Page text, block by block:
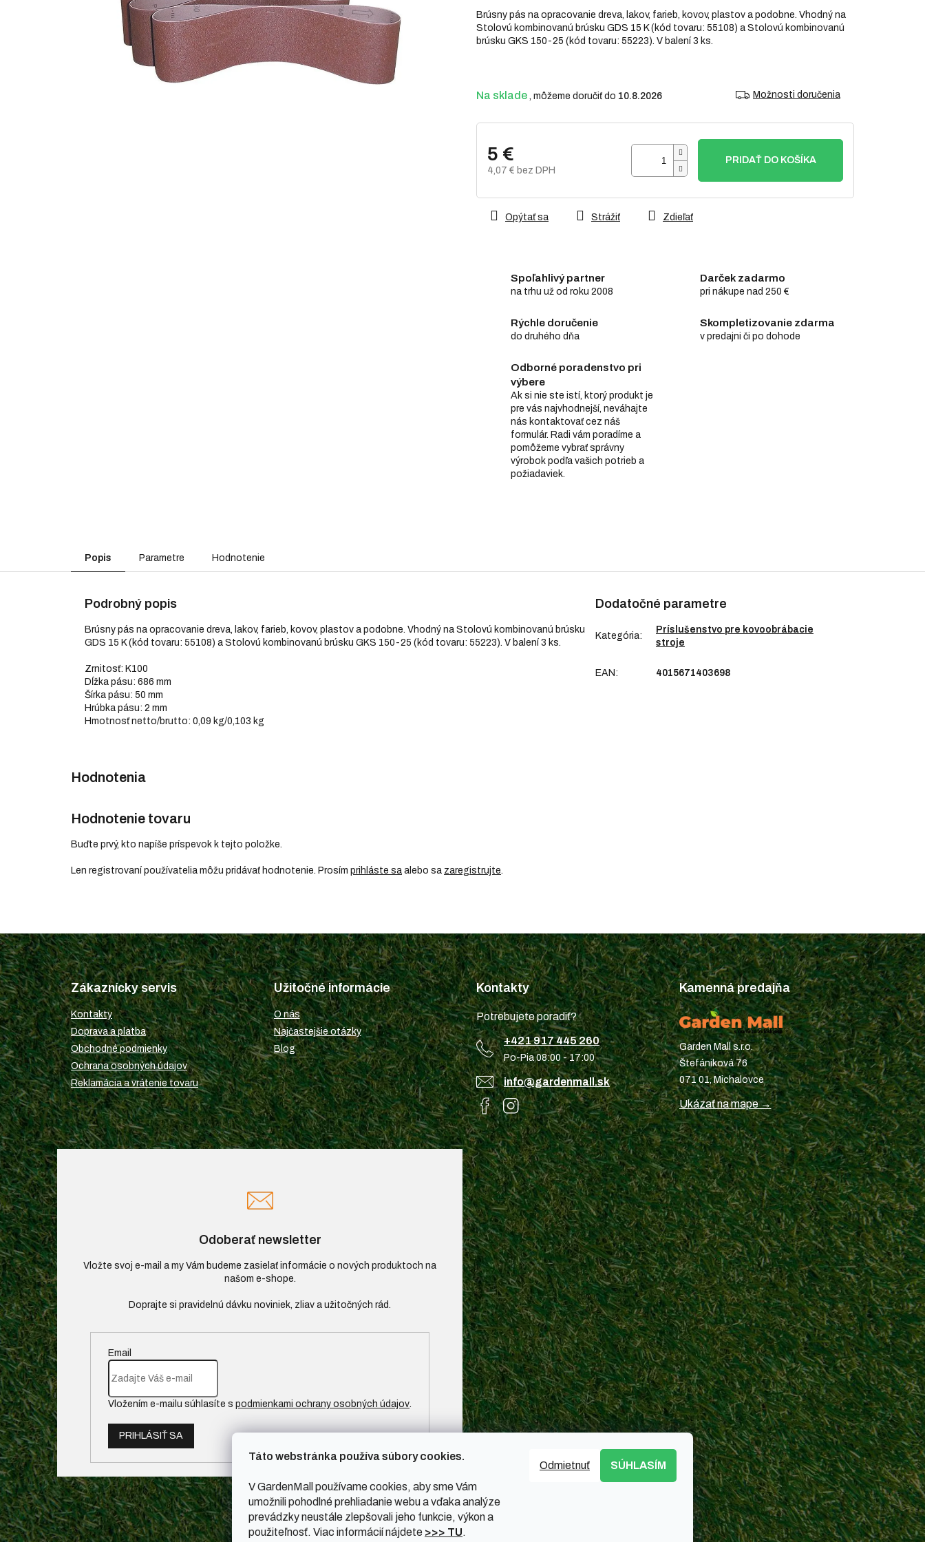
Táto webstránka používa súbory cookies.
V GardenMall používame cookies, aby sme Vám
umožnili pohodlné prehliadanie webu a vďaka analýze
prevádzky neustále zlepšovali jeho funkcie, výkon a
použiteľnosť. Viac informácií nájdete >>> TU.
Odmietnuť SÚHLASÍM
Na sklade 10.8.2026 Možnosti doručenia
5 €
4,07 € bez DPH
PRIDAŤ DO KOŠÍKA
Brúsny pás na opracovanie dreva, lakov, farieb, kovov, plastov a podobne. Vhodný na
Stolovú kombinovanú brúsku GDS 15 K (kód tovaru: 55108) a Stolovú kombinovanú
brúsku GKS 150-25 (kód tovaru: 55223). V balení 3 ks.
Opýtať sa Strážiť Zdieľať
Spoľahlivý partner
na trhu už od roku 2008
Darček zadarmo
pri nákupe nad 250 €
Rýchle doručenie
do druhého dňa
Skompletizovanie zdarma
v predajni či po dohode
Odborné poradenstvo pri
výbere
Ak si nie ste istí, ktorý produkt je
pre vás najvhodnejší, neváhajte
nás kontaktovať cez náš
formulár. Radi vám poradíme a
pomôžeme vybrať správny
výrobok podľa vašich potrieb a
požiadaviek.
5
hviezdičiek.
Popis Parametre Hodnotenie
Podrobný popis
Brúsny pás na opracovanie dreva, lakov, farieb, kovov, plastov a podobne. Vhodný na Stolovú kombinovanú brúsku
GDS 15 K (kód tovaru: 55108) a Stolovú kombinovanú brúsku GKS 150-25 (kód tovaru: 55223). V balení 3 ks.
Zrnitosť: K100
Dĺžka pásu: 686 mm
Šírka pásu: 50 mm
Hrúbka pásu: 2 mm
Hmotnosť netto/brutto: 0,09 kg/0,103 kg
Dodatočné parametre
Kategória:
Príslušenstvo pre kovoobrábacie
stroje
EAN : 4015671403698
Hodnotenie tovaru
Buďte prvý, kto napíše príspevok k tejto položke.
Len registrovaní používatelia môžu pridávať hodnotenie. Prosím prihláste sa alebo sa zaregistrujte
Z
á
p
ä
t
i
e
Zákaznícky servis
Kontakty
Doprava a platba
Obchodné podmienky
Ochrana osobných údajov
Reklamácia a vrátenie tovaru
Užitočné informácie
O nás
Najčastejšie otázky
Blog
Kontakty
Potrebujete poradiť?
+421 917 445 260
Po-Pia 08:00 - 17:00
info@gardenmall.sk
Kamenná predajňa
Garden Mall s.r.o.
Štefániková 76
071 01, Michalovce
Ukázať na mape →
Odoberať newsletter
Vložte svoj e-mail a my Vám budeme zasielať informácie o nových produktoch na
našom e-shope.
Email
Vložením e-mailu súhlasíte s podmienkami ochrany osobných údajov
PRIHLÁSIŤ SA